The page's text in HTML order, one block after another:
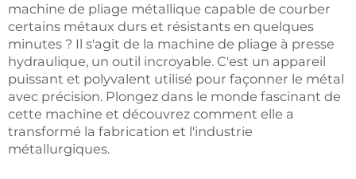
machine de pliage métallique capable de courber
certains métaux durs et résistants en quelques
minutes ? Il s'agit de la machine de pliage à presse
hydraulique, un outil incroyable. C'est un appareil
puissant et polyvalent utilisé pour façonner le métal
avec précision. Plongez dans le monde fascinant de
cette machine et découvrez comment elle a
transformé la fabrication et l'industrie
métallurgiques.